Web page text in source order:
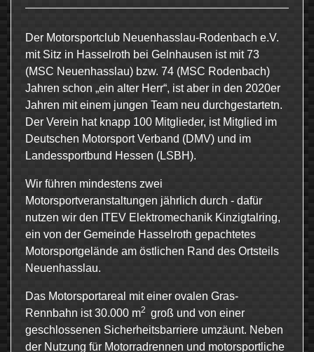
Der Motorsportclub Neuenhasslau-Rodenbach e.V.
mit Sitz in Hasselroth bei Gelnhausen ist mit 73
(MSC Neuenhasslau) bzw. 74 (MSC Rodenbach)
Jahren schon „ein alter Herr“, ist aber in den 2020er
Jahren mit einem jungen Team neu durchgestartetn.
Der Verein hat knapp 100 Mitglieder, ist Mitglied im
Deutschen Motorsport Verband (DMV) und im
Landessportbund Hessen (LSBH).
Wir führen mindestens zwei
Motorsportveranstaltungen jährlich durch - dafür
nutzen wir den ITEV Elektromechanik Kinzigtalring,
ein von der Gemeinde Hasselroth gepachtetes
Motorsportgelände am östlichen Rand des Ortsteils
Neuenhasslau.
Das Motorsportareal mit einer ovalen Gras-
Rennbahn ist 30.000 m2 groß und von einer
geschlossenen Sicherheitsbarriere umzäunt. Neben
der Nutzung für Motorradrennen und motorsportliche